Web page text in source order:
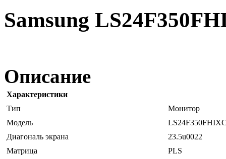
Samsung
Описание
Характеристики
Тип
Монитор
Модель
Диагональ экрана
23.5u0022
Матрица
PLS